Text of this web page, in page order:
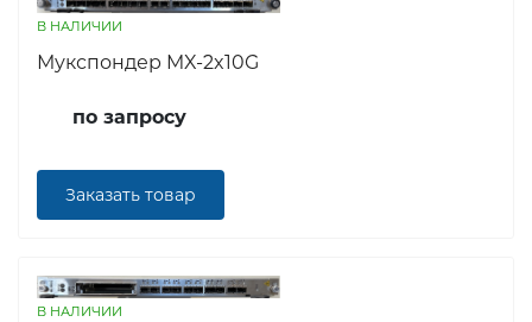
В НАЛИЧИИ
Мукспондер MX-2x10G
по запросу
Заказать товар
В НАЛИЧИИ